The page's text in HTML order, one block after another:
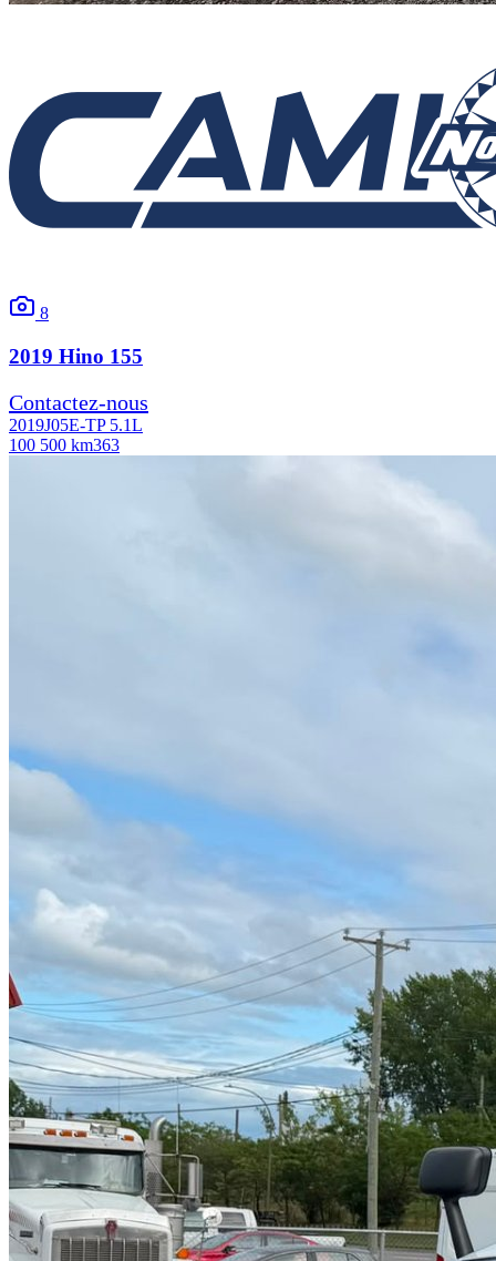
8
2019 Hino 155
Contactez-nous
2019J05E-TP 5.1L
100 500 km363